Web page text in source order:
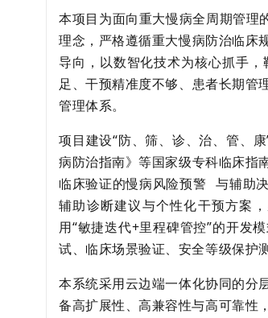
本项目为面向重大慢病全周期管理
理念，严格遵循重大慢病防治临床
导向，以数智化技术为核心抓手
足、干预精准度不够、患者长期管
管理体系。
项目建设“防、筛、诊、治、管、
病防治指南》等国家级专科临床指
临床验证的慢病风险预警 与辅助
辅助诊断建议与个性化干预方案
用“敏捷迭代+里程碑管控”的开发
试、临床场景验证、安全等级保护
本系统采用云边端一体化协同的分
备高扩展性、高兼容性与高可靠性